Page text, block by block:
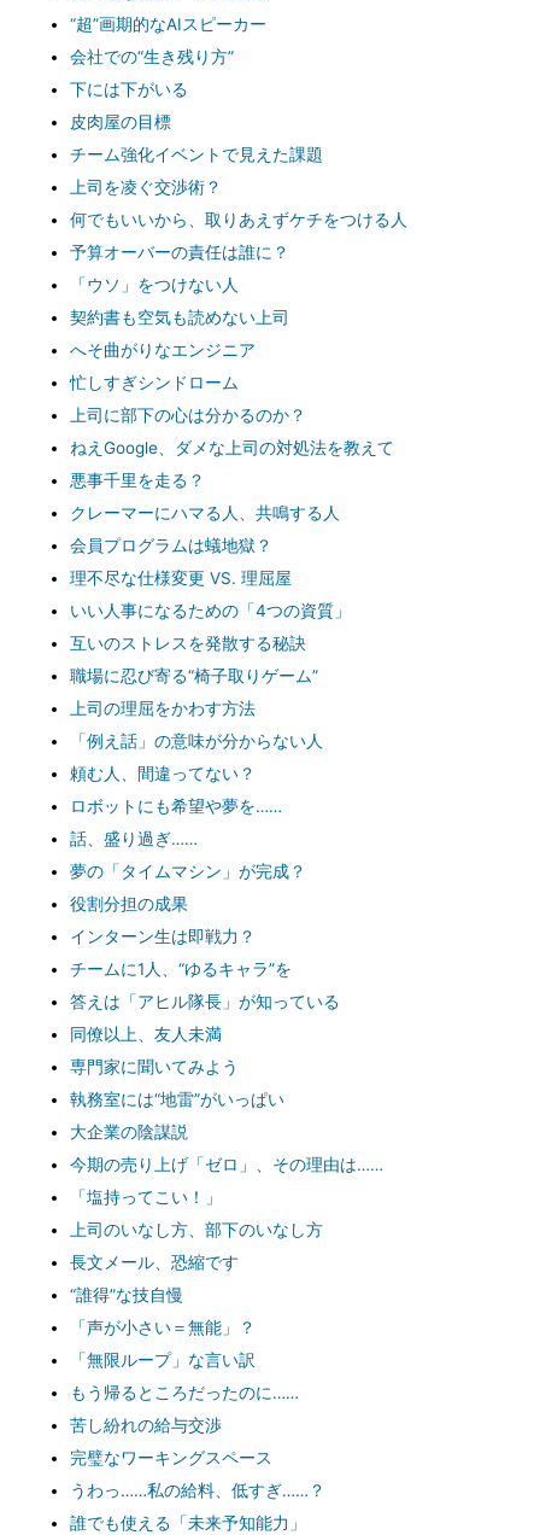
“超”画期的なAIスピーカー
会社での“生き残り方”
下には下がいる
皮肉屋の目標
チーム強化イベントで見えた課題
上司を凌ぐ交渉術？
何でもいいから、取りあえずケチをつける人
予算オーバーの責任は誰に？
「ウソ」をつけない人
契約書も空気も読めない上司
へそ曲がりなエンジニア
忙しすぎシンドローム
上司に部下の心は分かるのか？
ねえGoogle、ダメな上司の対処法を教えて
悪事千里を走る？
クレーマーにハマる人、共鳴する人
会員プログラムは蟻地獄？
理不尽な仕様変更 VS. 理屈屋
いい人事になるための「4つの資質」
互いのストレスを発散する秘訣
職場に忍び寄る“椅子取りゲーム”
上司の理屈をかわす方法
「例え話」の意味が分からない人
頼む人、間違ってない？
ロボットにも希望や夢を……
話、盛り過ぎ……
夢の「タイムマシン」が完成？
役割分担の成果
インターン生は即戦力？
チームに1人、“ゆるキャラ”を
答えは「アヒル隊長」が知っている
同僚以上、友人未満
専門家に聞いてみよう
執務室には“地雷”がいっぱい
大企業の陰謀説
今期の売り上げ「ゼロ」、その理由は……
「塩持ってこい！」
上司のいなし方、部下のいなし方
長文メール、恐縮です
“誰得”な技自慢
「声が小さい＝無能」？
「無限ループ」な言い訳
もう帰るところだったのに……
苦し紛れの給与交渉
完璧なワーキングスペース
うわっ……私の給料、低すぎ……？
誰でも使える「未来予知能力」